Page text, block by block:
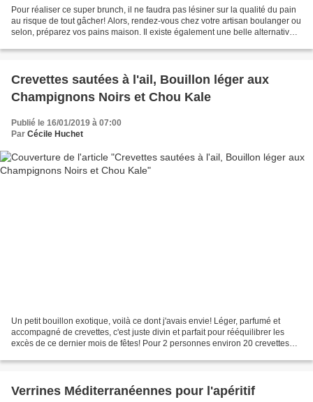
Pour réaliser ce super brunch, il ne faudra pas lésiner sur la qualité du pain
au risque de tout gâcher! Alors, rendez-vous chez votre artisan boulanger ou
selon, préparez vos pains maison. Il existe également une belle alternative
Crevettes sautées à l'ail, Bouillon léger aux
Champignons Noirs et Chou Kale
Publié le 16/01/2019 à 07:00
Par Cécile Huchet
Un petit bouillon exotique, voilà ce dont j'avais envie! Léger, parfumé et
accompagné de crevettes, c'est juste divin et parfait pour rééquilibrer les
excès de ce dernier mois de fêtes! Pour 2 personnes environ 20 crevettes
Verrines Méditerranéennes pour l'apéritif